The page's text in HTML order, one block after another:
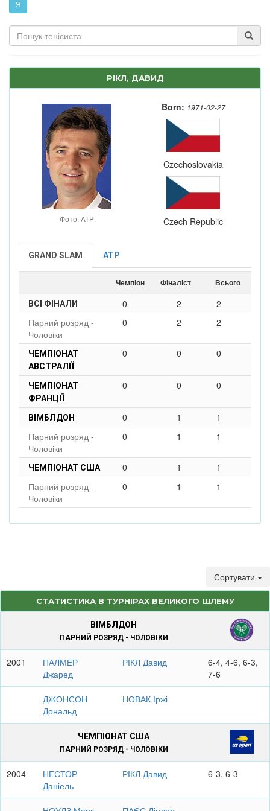
Я
РІКЛ, ДАВИД
Фото: ATP
Born: 1971-02-27
Czechoslovakia
Czech Republic
GRAND SLAM ATP
Чемпіон Фіналіст Всього
ВСІ ФІНАЛИ 0 2
2
Парний розряд -
Чоловіки
0 2 2
ЧЕМПІОНАТ
АВСТРАЛІЇ
0 0 0
ЧЕМПІОНАТ
ФРАНЦІЇ
0 0 0
ВІМБЛДОН 0 1
1
Парний розряд -
Чоловіки
0 1 1
ЧЕМПІОНАТ США 0 1
1
Парний розряд -
Чоловіки
0 1 1
Сортувати
СТАТИСТИКА В ТУРНІРАХ ВЕЛИКОГО ШЛЕМУ
ВІМБЛДОН
ПАРНИЙ РОЗРЯД - ЧОЛОВІКИ
2001
ПАЛМЕР
Джаред
РІКЛ Давид
6-4, 4-6, 6-3,
7-6
ДЖОНСОН
Дональд
НОВАК Іржі
ЧЕМПІОНАТ США
ПАРНИЙ РОЗРЯД - ЧОЛОВІКИ
2004
НЕСТОР
Даніель
РІКЛ Давид 6-3, 6-3